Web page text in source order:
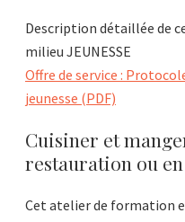
Description détaillée de
milieu JEUNESSE
Offre de service :
jeunesse (PDF)
Cuisiner et
restauration ou
Cet atelier de formation